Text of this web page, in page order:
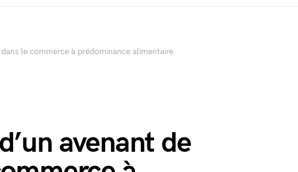
le commerce à prédominance alimentaire
avenant de